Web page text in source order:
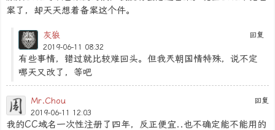
案了，却天天想着备案这个件。
回复
灰狼
2019-06-11 08:32
有些事情，错过就比较难回头。但我兲朝国情特殊，说不定
哪天又改了，等吧
回复
Mr.Chou
2019-06-11 12:03
我的CC域名一次性注册了四年，反正便宜..也不确定能不能用的